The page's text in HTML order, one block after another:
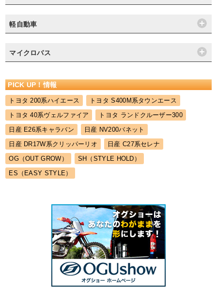
軽自動車
マイクロバス
PICK UP！情報
トヨタ 200系ハイエース
トヨタ S400M系タウンエース
トヨタ 40系ヴェルファイア
トヨタ ランドクルーザー300
日産 E26系キャラバン
日産 NV200バネット
日産 DR17W系クリッパーリオ
日産 C27系セレナ
OG（OUT GROW）
SH（STYLE HOLD）
ES（EASY STYLE）